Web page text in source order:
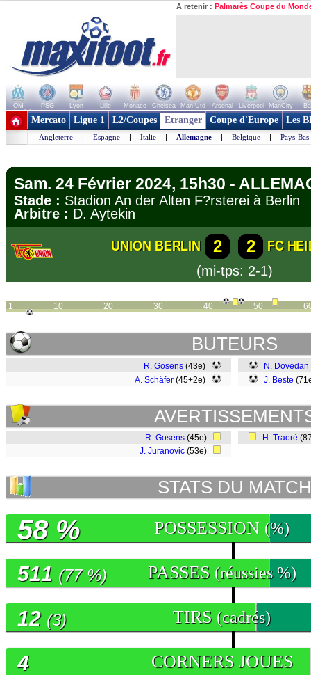
A retenir : Palmarès Coupe du
OM PSG Lyon Lille Monaco Chelsea Man Utd Arsenal Liverpool ManCity
+ de clubs
Mercato Ligue 1 L2/Coupes Etranger Coupe d'Europe Les
Angleterre | Espagne | Italie | Allemagne | Belgique | Pays-Bas
Sam. 24 Février 2024, 15h30 -
Stade : Stadion An der Alten F?rsterei à
Arbitre : D. Aytekin
UNION BERLIN 2 2
FC
(mi-tps: 2-1)
1 10 20 30 40 50
BUTEURS
R. Gosens (43e)
A. Schäfer (45+2e)
N. Dovedan
J. Beste
R. Gosens (45e)
J. Juranovic (53e)
H. Traorè
STATS DU MATCH
POSSESSION (%)
58 %
PASSES (réussies %)
511 (77 %)
TIRS (cadrés)
12 (3)
CORNERS JOUES
4